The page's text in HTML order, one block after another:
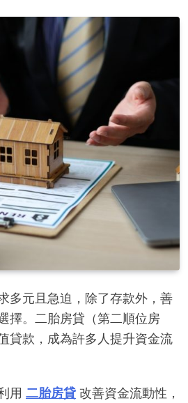
多元且急迫，除了存款外，善
擇。二胎房貸（第二順位房
貸款，成為許多人提升資金流
用 二胎房貸 改善資金流動性，